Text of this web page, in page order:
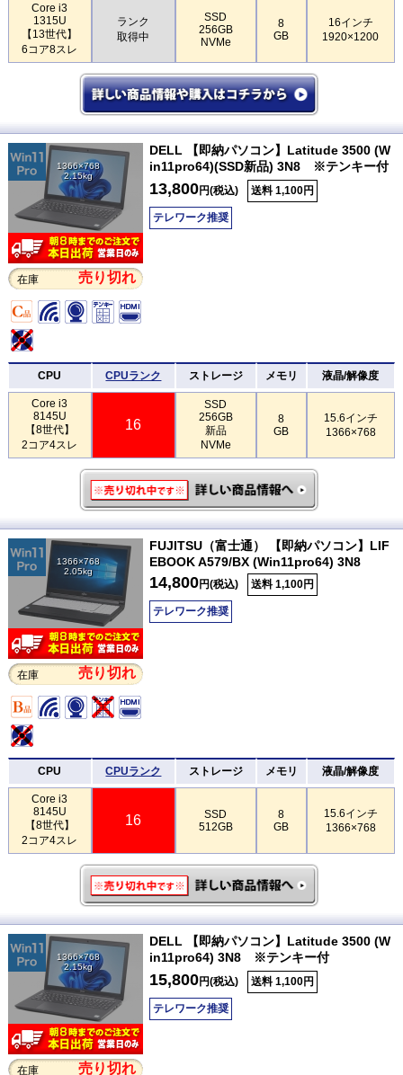
Core i3
1315U
【13世代】
6コア8スレ
ランク
取得中
SSD
256GB
NVMe
8
GB
16インチ
1920×1200
1366×768
2.15kg
在庫 売り切れ
DELL 【即納パソコン】Latitude 3500 (W
in11pro64)(SSD新品) 3N8 ※テンキー付
13,800円(税込) 送料 1,100円
テレワーク推奨
CPU CPUランク ストレージ メモリ 液晶/解像度
Core i3
8145U
【8世代】
2コア4スレ
16
SSD
256GB
新品
NVMe
8
GB
15.6インチ
1366×768
1366×768
2.05kg
在庫 売り切れ
FUJITSU（富士通） 【即納パソコン】LIF
EBOOK A579/BX (Win11pro64) 3N8
14,800円(税込) 送料 1,100円
テレワーク推奨
CPU CPUランク ストレージ メモリ 液晶/解像度
Core i3
8145U
【8世代】
2コア4スレ
16
SSD
512GB
8
GB
15.6インチ
1366×768
1366×768
2.15kg
在庫 売り切れ
DELL 【即納パソコン】Latitude 3500 (W
in11pro64) 3N8 ※テンキー付
15,800円(税込) 送料 1,100円
テレワーク推奨